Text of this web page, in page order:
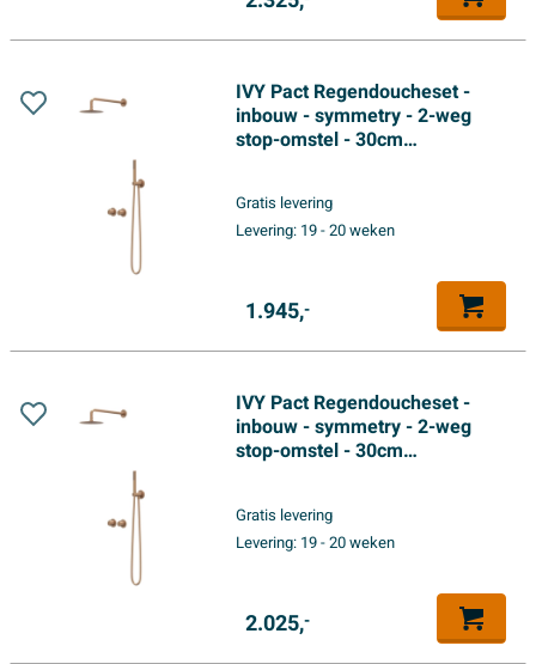
IVY Pact Regendoucheset -
inbouw - symmetry - 2-weg
stop-omstel - 30cm
uitlaat - 150cm doucheslang -
satin spray handdouche -
Gratis levering
Levering: 19 - 20 weken
1.945,-
IVY Pact Regendoucheset -
inbouw - symmetry - 2-weg
stop-omstel - 30cm
uitlaat - 150cm doucheslang -
satin spray handdouche -
Gratis levering
Levering: 19 - 20 weken
2.025,-